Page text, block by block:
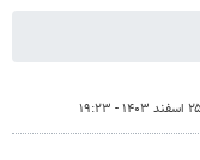
۲۵ اسفند ۱۴۰۳ - ۱۹:۲۳